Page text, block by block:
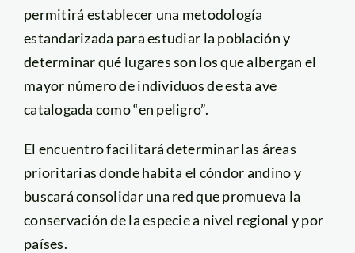
permitirá establecer una metodología
estandarizada para estudiar la población y
determinar qué lugares son los que albergan el
mayor número de individuos de esta ave
catalogada como “en peligro”.
El encuentro facilitará determinar las áreas
prioritarias donde habita el cóndor andino y
buscará consolidar una red que promueva la
conservación de la especie a nivel regional y por
países.